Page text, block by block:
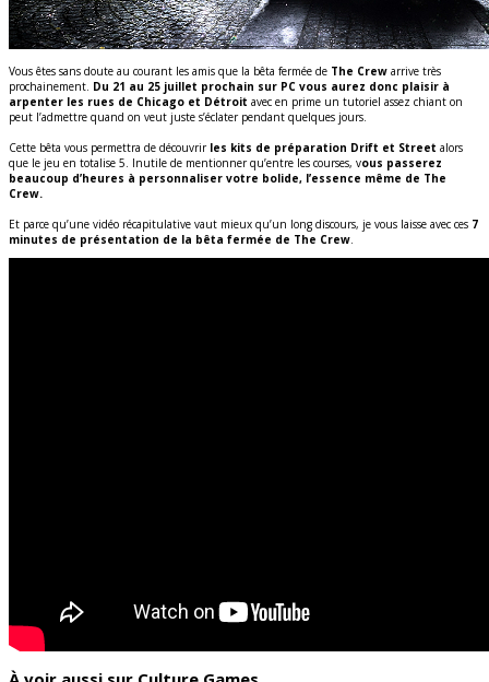
Vous êtes sans doute au courant les amis que la bêta fermée de The Crew arrive très
prochainement. Du 21 au 25 juillet prochain sur PC vous aurez donc plaisir à
arpenter les rues de Chicago et Détroit avec en prime un tutoriel assez chiant on
peut l’admettre quand on veut juste s’éclater pendant quelques jours.
Cette bêta vous permettra de découvrir les kits de préparation Drift et Street alors
que le jeu en totalise 5. Inutile de mentionner qu’entre les courses, vous passerez
beaucoup d’heures à personnaliser votre bolide, l’essence même de The
Crew.
Et parce qu’une vidéo récapitulative vaut mieux qu’un long discours, je vous laisse avec ces 7
minutes de présentation de la bêta fermée de The Crew.